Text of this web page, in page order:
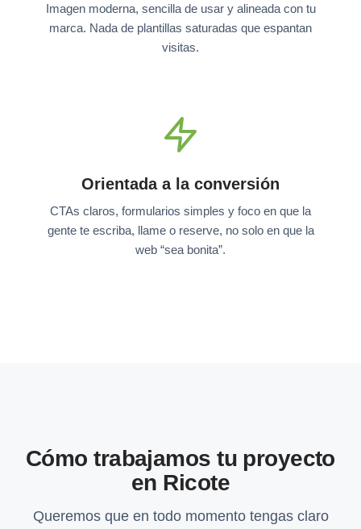
Imagen moderna, sencilla de usar y alineada con tu
marca. Nada de plantillas saturadas que espantan
visitas.
Orientada a la conversión
CTAs claros, formularios simples y foco en que la
gente te escriba, llame o reserve, no solo en que la
web “sea bonita”.
Cómo trabajamos tu proyecto
en Ricote
Queremos que en todo momento tengas claro